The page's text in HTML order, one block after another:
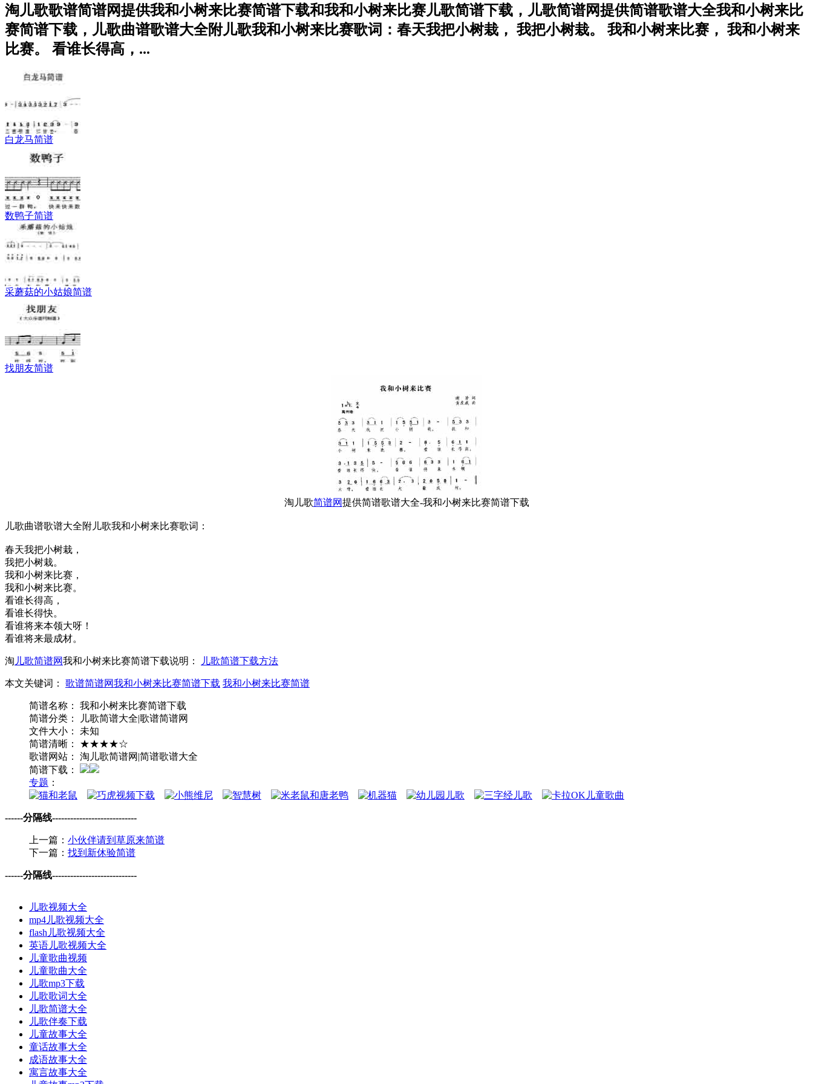
淘儿歌歌谱简谱网提供我和小树来比赛简谱下载和我和小树来比赛儿歌简谱下载，儿歌简谱网提供简谱歌谱大全我和小树来比
赛简谱下载，儿歌曲谱歌谱大全附儿歌我和小树来比赛歌词：春天我把小树栽， 我把小树栽。 我和小树来比赛， 我和小树来
比赛。 看谁长得高，...
白龙马简谱
数鸭子简谱
采蘑菇的小姑娘简谱
找朋友简谱
淘儿歌简谱网提供简谱歌谱大全-我和小树来比赛简谱下载
儿歌曲谱歌谱大全附儿歌我和小树来比赛歌词：
春天我把小树栽，
我把小树栽。
我和小树来比赛，
我和小树来比赛。
看谁长得高，
看谁长得快。
看谁将来本领大呀！
看谁将来最成材。
淘 儿歌简谱网我和小树来比赛简谱下载说明： 儿歌简谱下载方法
本文关键词： 歌谱简谱网我和小树来比赛简谱下载 我和小树来比赛简谱
简谱名称： 我和小树来比赛简谱下载
简谱分类： 儿歌简谱大全|歌谱简谱网
文件大小： 未知
简谱清晰： ★★★★☆
歌谱网站： 淘儿歌简谱网|简谱歌谱大全
简谱下载：
专题 ：
------分隔线----------------------------
上一篇： 小伙伴请到草原来简谱
下一篇： 找到新休验简谱
------分隔线----------------------------
儿歌视频大全
mp4儿歌视频大全
flash儿歌视频大全
英语儿歌视频大全
儿童歌曲视频
儿童歌曲大全
儿歌mp3下载
儿歌歌词大全
儿歌简谱大全
儿歌伴奏下载
儿童故事大全
童话故事大全
成语故事大全
寓言故事大全